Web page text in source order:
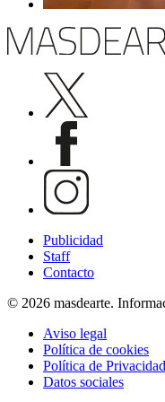
Publicidad
Staff
Contacto
© 2026 masdearte.
Aviso legal
Política de cookies
Política de Privacidad
Datos sociales